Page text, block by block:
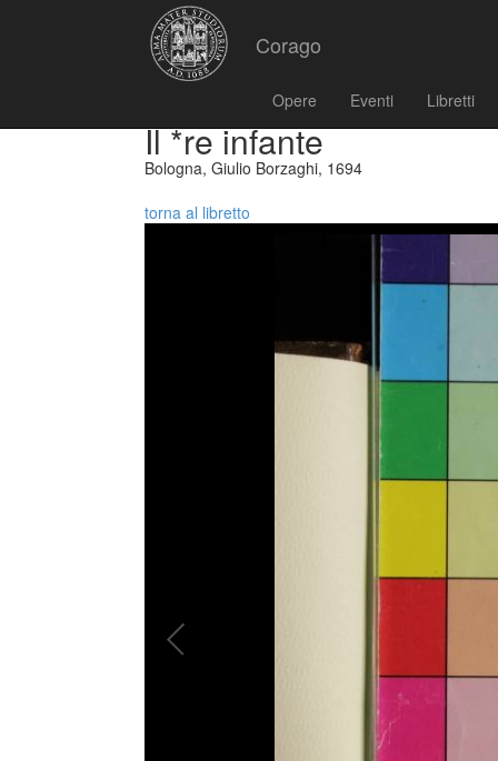
Corago
Opere Eventi Libretti
Il *re infante
Bologna, Giulio Borzaghi, 1694
torna al libretto